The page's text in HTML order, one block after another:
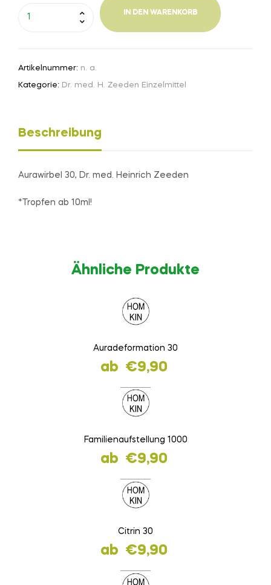
IN DEN WARENKORB
Artikelnummer: n. a.
Kategorie: Dr. med. H. Zeeden Einzelmittel
Beschreibung
Aurawirbel 30, Dr. med. Heinrich Zeeden
*Tropfen ab 10ml!
Ähnliche Produkte
Auradeformation 30
ab €9,90
Familienaufstellung 1000
ab €9,90
Citrin 30
ab €9,90